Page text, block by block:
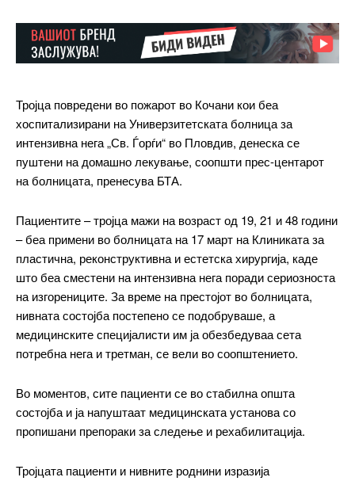
━ pricing plans
Free
Тројца повредени во пожарот во Кочани кои беа
хоспитализирани на Универзитетската болница за
интензивна нега „Св. Ѓорѓи“ во Пловдив, денеска се
пуштени на домашно лекување, соопшти прес-центарот
на болницата, пренесува БТА.
Пациентите – тројца мажи на возраст од 19, 21 и 48 години
– беа примени во болницата на 17 март на Клиниката за
пластична, реконструктивна и естетска хирургија, каде
што беа сместени на интензивна нега поради сериозноста
на изгорениците. За време на престојот во болницата,
нивната состојба постепено се подобруваше, а
медицинските специјалисти им ја обезбедуваа сета
потребна нега и третман, се вели во соопштението.
Во моментов, сите пациенти се во стабилна општа
состојба и ја напуштаат медицинската установа со
пропишани препораки за следење и рехабилитација.
Тројцата пациенти и нивните роднини изразија